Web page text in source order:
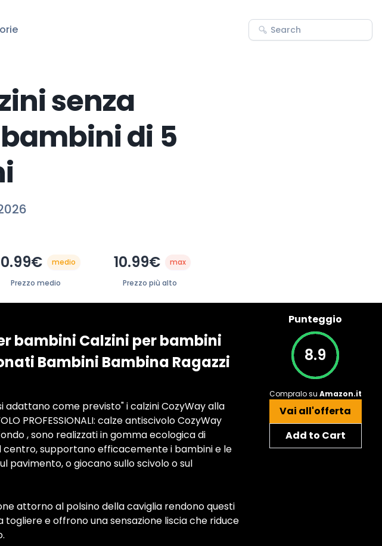
senza
di 5
medio
Prezzo medio
10.99€ max
Prezzo più alto
bambini Calzini per bambini
Bambini Bambina Ragazzi
adattano come previsto" i calzini CozyWay alla
PROFESSIONALI: calze antiscivolo CozyWay
, sono realizzati in gomma ecologica di
centro, supportano efficacemente i bambini e le
o giocano sullo scivolo o sul
attorno al polsino della caviglia rendono questi
e offrono una sensazione liscia che riduce
Punteggio
8.9
Compralo su Amazon.it
Vai all'offerta
Add to Cart